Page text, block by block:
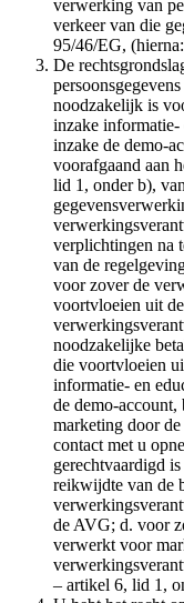
verwerking van
verkeer van die
95/46/EG,
De
noodzakelijk is
inzake informatie-
inzake de demo-
voorafgaand aan
lid 1, onder b),
verplichtingen na
van de
voor zover de
voortvloeien uit
noodzakelijke
die voortvloeien
informatie- en
de demo-
marketing door
contact met u
gerechtvaardigd
reikwijdte van de
de AVG; d. voor
verwerkt voor
– artikel 6, lid 1,